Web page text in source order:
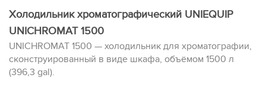
Холодильник хроматографический UNIEQUIP
UNICHROMAT 1500
UNICHROMAT 1500 — холодильник для хроматографии,
сконструированный в виде шкафа, объёмом 1500 л
(396,3 gal).